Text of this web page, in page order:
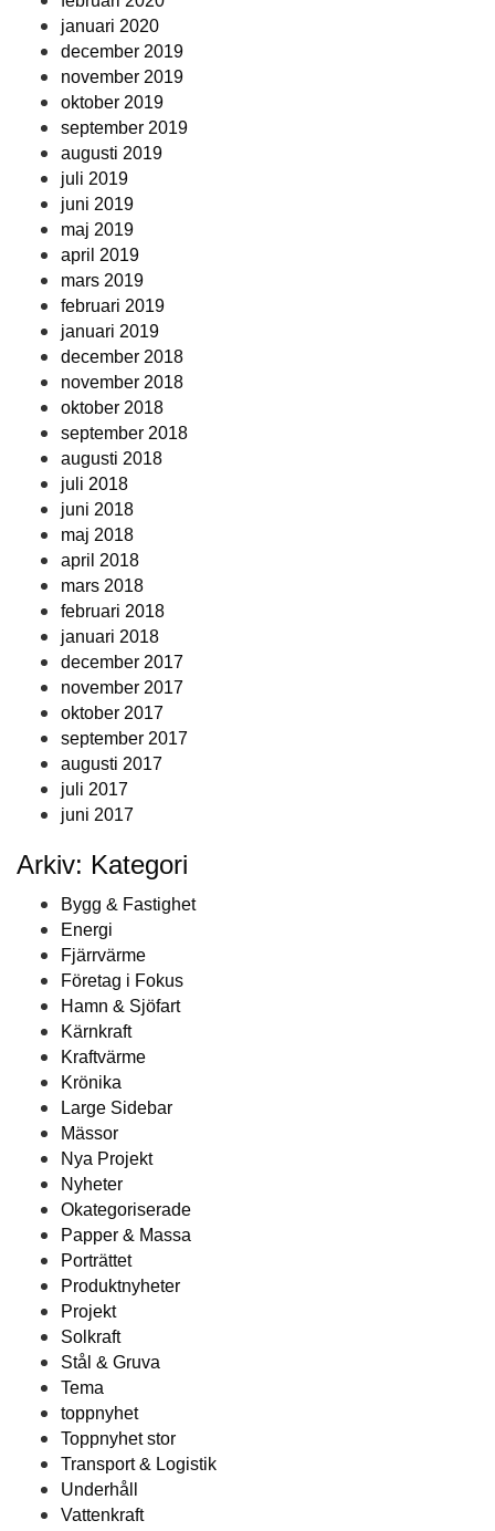
januari 2020
december 2019
november 2019
oktober 2019
september 2019
augusti 2019
juli 2019
juni 2019
maj 2019
april 2019
mars 2019
februari 2019
januari 2019
december 2018
november 2018
oktober 2018
september 2018
augusti 2018
juli 2018
juni 2018
maj 2018
april 2018
mars 2018
februari 2018
januari 2018
december 2017
november 2017
oktober 2017
september 2017
augusti 2017
juli 2017
juni 2017
Arkiv: Kategori
Bygg & Fastighet
Energi
Fjärrvärme
Företag i Fokus
Hamn & Sjöfart
Kärnkraft
Kraftvärme
Krönika
Large Sidebar
Mässor
Nya Projekt
Nyheter
Okategoriserade
Papper & Massa
Porträttet
Produktnyheter
Projekt
Solkraft
Stål & Gruva
Tema
toppnyhet
Toppnyhet stor
Transport & Logistik
Underhåll
Vattenkraft